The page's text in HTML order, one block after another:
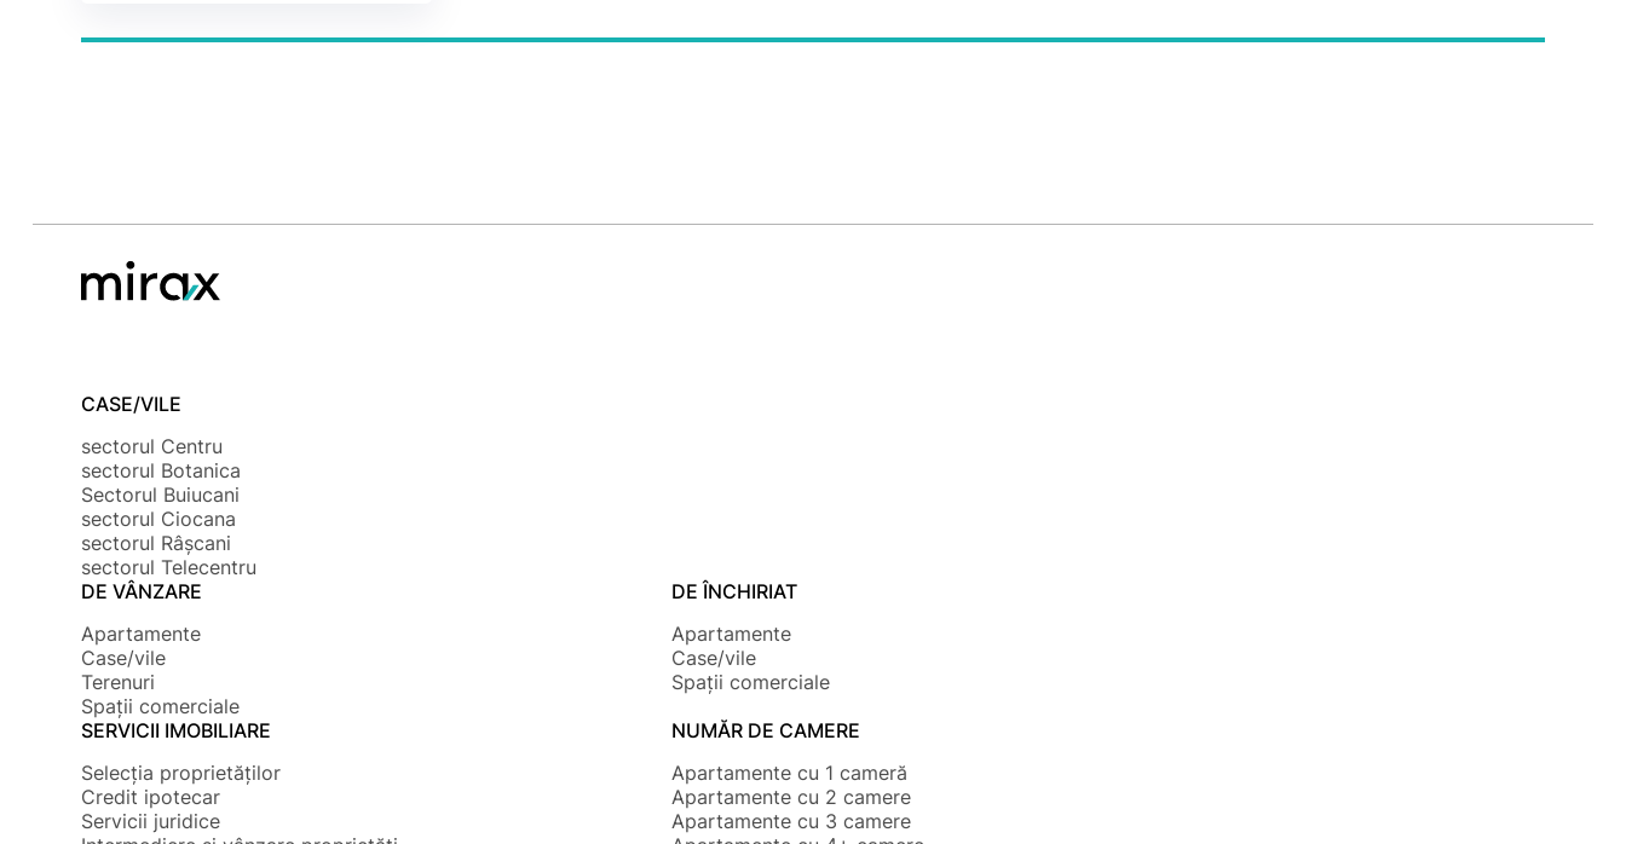
CASE/VILE
sectorul Centru
sectorul Botanica
Sectorul Buiucani
sectorul Ciocana
sectorul Râșcani
sectorul Telecentru
DE VÂNZARE
Apartamente
Case/vile
Terenuri
Spații comerciale
DE ÎNCHIRIAT
Apartamente
Case/vile
Spații comerciale
SERVICII IMOBILIARE
Selecția proprietăților
Credit ipotecar
Servicii juridice
NUMĂR DE CAMERE
Apartamente cu 1 cameră
Apartamente cu 2 camere
Apartamente cu 3 camere